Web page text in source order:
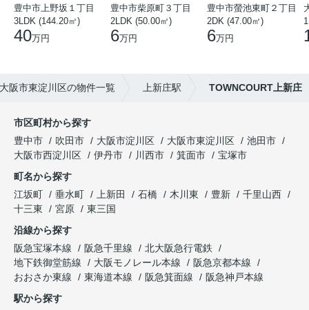
豊中市上野坂１丁目
3LDK (144.20㎡)
40万円
豊中市柴原町３丁目
2LDK (50.00㎡)
6万円
豊中市螢池東町２丁目
2DK (47.00㎡)
6万円
大阪市東淀川区の物件一覧 上新庄駅 TOWNCOURT上新庄
市区町村から探す
豊中市
吹田市 大阪市淀川区 大阪市東淀川区
池田市
大阪市西淀川区
伊丹市 川西市 箕面市
宝塚市
町名から探す
江坂町
垂水町 上新田 石橋 木川東 豊新
千里山西
十三東
宮原
東三国
沿線から探す
阪急宝塚本線
阪急千里線
北大阪急行電鉄
地下鉄御堂筋線
大阪モノレール本線
阪急京都本線
おおさか東線
東海道本線 阪急箕面線
阪急神戸本線
駅から探す